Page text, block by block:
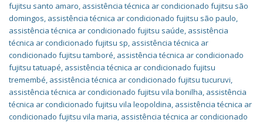
fujitsu santo amaro, assistência técnica ar condicionado fujitsu são
domingos, assistência técnica ar condicionado fujitsu são paulo,
assistência técnica ar condicionado fujitsu saúde, assistência
técnica ar condicionado fujitsu sp, assistência técnica ar
condicionado fujitsu tamboré, assistência técnica ar condicionado
fujitsu tatuapé, assistência técnica ar condicionado fujitsu
tremembé, assistência técnica ar condicionado fujitsu tucuruvi,
assistência técnica ar condicionado fujitsu vila bonilha, assistência
técnica ar condicionado fujitsu vila leopoldina, assistência técnica ar
condicionado fujitsu vila maria, assistência técnica ar condicionado